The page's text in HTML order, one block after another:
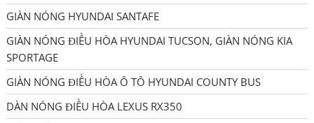
GIÀN NÓNG HYUNDAI SANTAFE
GIÀN NÓNG ĐIỀU HÒA HYUNDAI TUCSON, GIÀN NÓNG KIA
SPORTAGE
GIÀN NÓNG ĐIỀU HÒA Ô TÔ HYUNDAI COUNTY BUS
DÀN NÓNG ĐIỀU HÒA LEXUS RX350